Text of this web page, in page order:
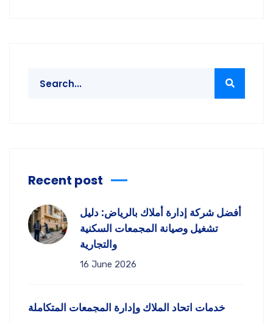
Recent post
أفضل شركة إدارة أملاك بالرياض: دليل
تشغيل وصيانة المجمعات السكنية
والتجارية
16 June 2026
خدمات اتحاد الملاك وإدارة المجمعات المتكاملة